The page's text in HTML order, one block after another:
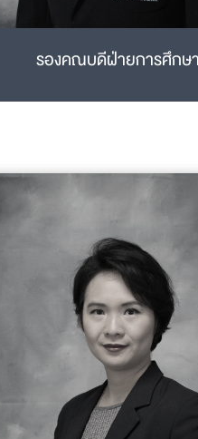
grisnarong.won@mahidol.ac.th
02-441-5242-4 ext 2215
รองคณบดีฝ่ายการศึกษา